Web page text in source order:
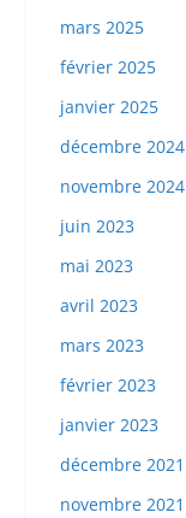
mars 2025
février 2025
janvier 2025
décembre 2024
novembre 2024
juin 2023
mai 2023
avril 2023
mars 2023
février 2023
janvier 2023
décembre 2021
novembre 2021